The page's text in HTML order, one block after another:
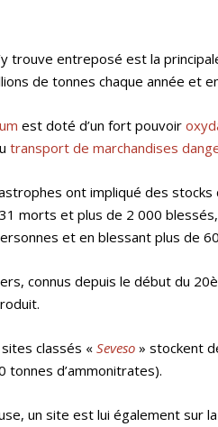
trouve entreposé est la
de tonnes chaque année et
est doté d’un fort pouvoir
transport de marchandises
ont impliqué des stocks
morts et plus de 2 000
et en blessant plus de
connus depuis le début du
sites classés «Seveso» stockent
tonnes d’ammonitrates).
un site est lui également sur